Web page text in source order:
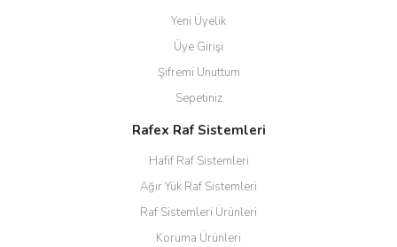
Yeni Üyelik
Üye Girişi
Şifremi Unuttum
Sepetiniz
Rafex Raf Sistemleri
Hafif Raf Sistemleri
Ağır Yük Raf Sistemleri
Raf Sistemleri Ürünleri
Koruma Ürünleri